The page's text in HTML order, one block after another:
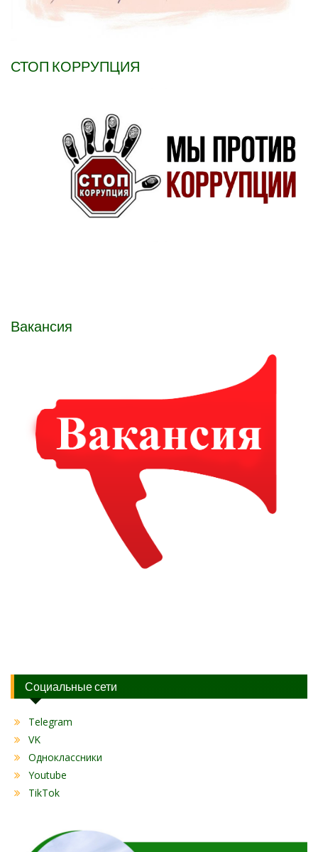
СТОП КОРРУПЦИЯ
Вакансия
Социальные сети
Telegram
VK
Одноклассники
Youtube
TikTok